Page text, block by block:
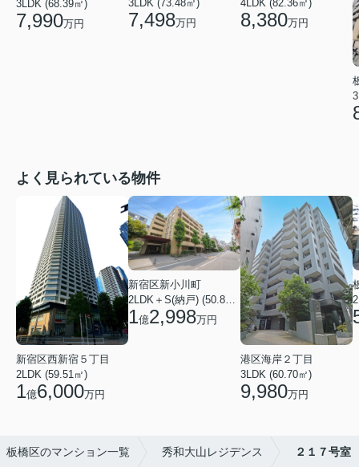
3LDK (68.39㎡)
7,990万円
3LDK (73.48㎡)
7,498万円
4LDK (82.36㎡)
8,380万円
よく見られている物件
新宿区西新宿５丁目
2LDK (59.51㎡)
1億6,000万円
新宿区新小川町
2LDK＋S(納戸) (50.88㎡)
1億2,998万円
港区海岸２丁目
3LDK (60.70㎡)
9,980万円
板橋区のマンション一覧 秀和大山レジデンス ２１７号室